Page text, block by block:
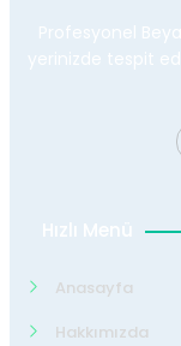
Profesyonel
yerinizde tespit
Hızlı Menü
Anasayfa
Hakkımızda